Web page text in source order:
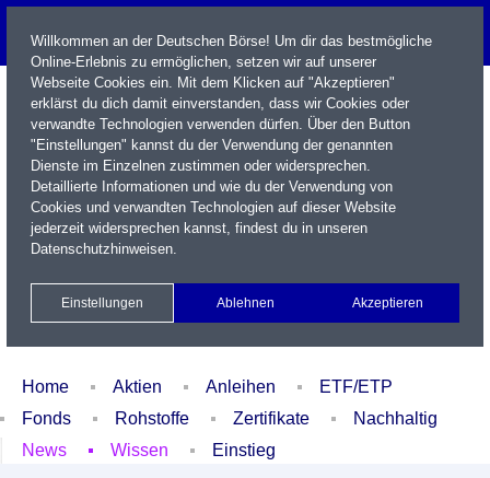
Name / WKN / ISIN / Kürzel
Xetra Realtime
Watchlist Portfolio Login
Home Aktien Anleihen
ETF/ETP
Fonds
Rohstoffe Zertifikate
Nachhaltig
News
Wissen Einstieg
Willkommen an der Deutschen Börse! Um dir das bestmögliche
Online-Erlebnis zu ermöglichen, setzen wir auf unserer
Webseite Cookies ein. Mit dem Klicken auf "Akzeptieren"
erklärst du dich damit einverstanden, dass wir Cookies oder
verwandte Technologien verwenden dürfen. Über den Button
"Einstellungen" kannst du der Verwendung der genannten
Dienste im Einzelnen zustimmen oder widersprechen.
Detaillierte Informationen und wie du der Verwendung von
Cookies und verwandten Technologien auf dieser Website
jederzeit widersprechen kannst, findest du in unseren
Datenschutzhinweisen.
Einstellungen Ablehnen Akzeptieren